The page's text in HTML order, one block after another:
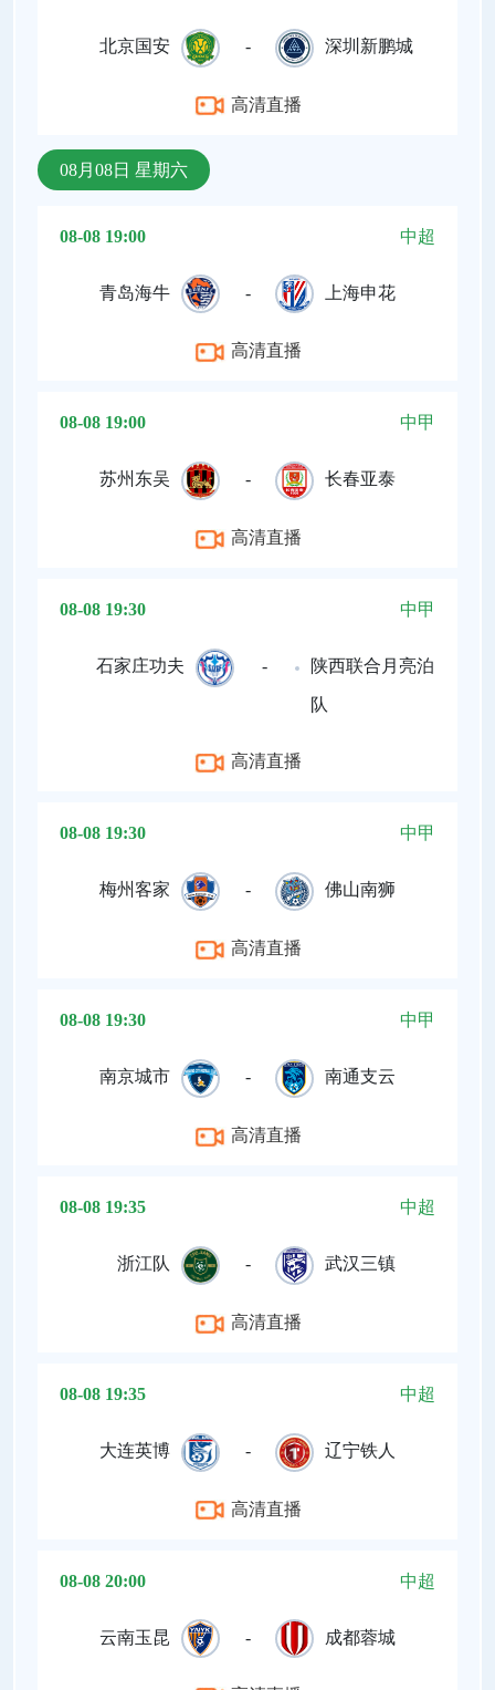
北京国安 - 深圳新鹏城
高清直播
08月08日 星期六
08-08 19:00 中超
青岛海牛 - 上海申花
高清直播
08-08 19:00 中甲
苏州东吴 - 长春亚泰
高清直播
08-08 19:30 中甲
石家庄功夫 - 陕西联合月亮泊
队
高清直播
08-08 19:30 中甲
梅州客家 - 佛山南狮
高清直播
08-08 19:30 中甲
南京城市 - 南通支云
高清直播
08-08 19:35 中超
浙江队 - 武汉三镇
高清直播
08-08 19:35 中超
大连英博 - 辽宁铁人
高清直播
08-08 20:00 中超
云南玉昆 - 成都蓉城